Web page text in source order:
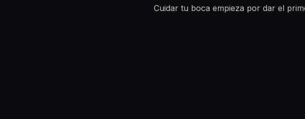
Cuidar tu boca empieza por dar el